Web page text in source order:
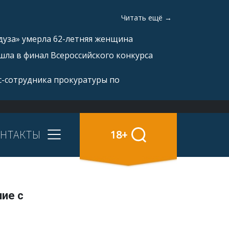
Читать ещё →
умерла 62-летняя женщина
в финал Всероссийского конкурса
сотрудника прокуратуры по
18+
с